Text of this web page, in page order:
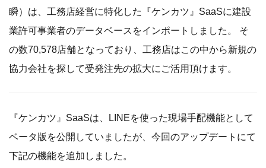
瞬）は、工務店経営に特化した『ケンカツ』SaaSに建設
業許可事業者のデータベースをインポートしました。 そ
の数70,578店舗となっており、工務店はこの中から新規の
協力会社を探して受発注先の拡大にご活用頂けます。
『ケンカツ』SaaSは、LINEを使った現場手配機能として
ベータ版を公開していましたが、今回のアップデートにて
下記の機能を追加しました。